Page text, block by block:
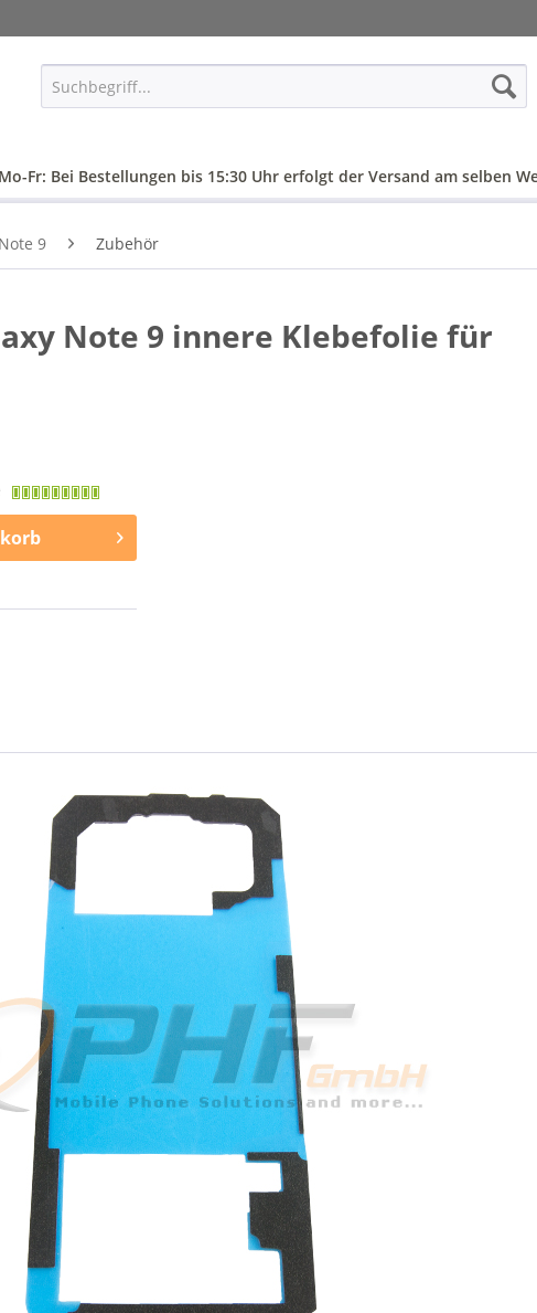
Mo-Fr: Bei Bestellungen bis 15:30 Uhr erfolgt der Versand am selben
9 Zubehör
Note 9 innere Klebefolie für